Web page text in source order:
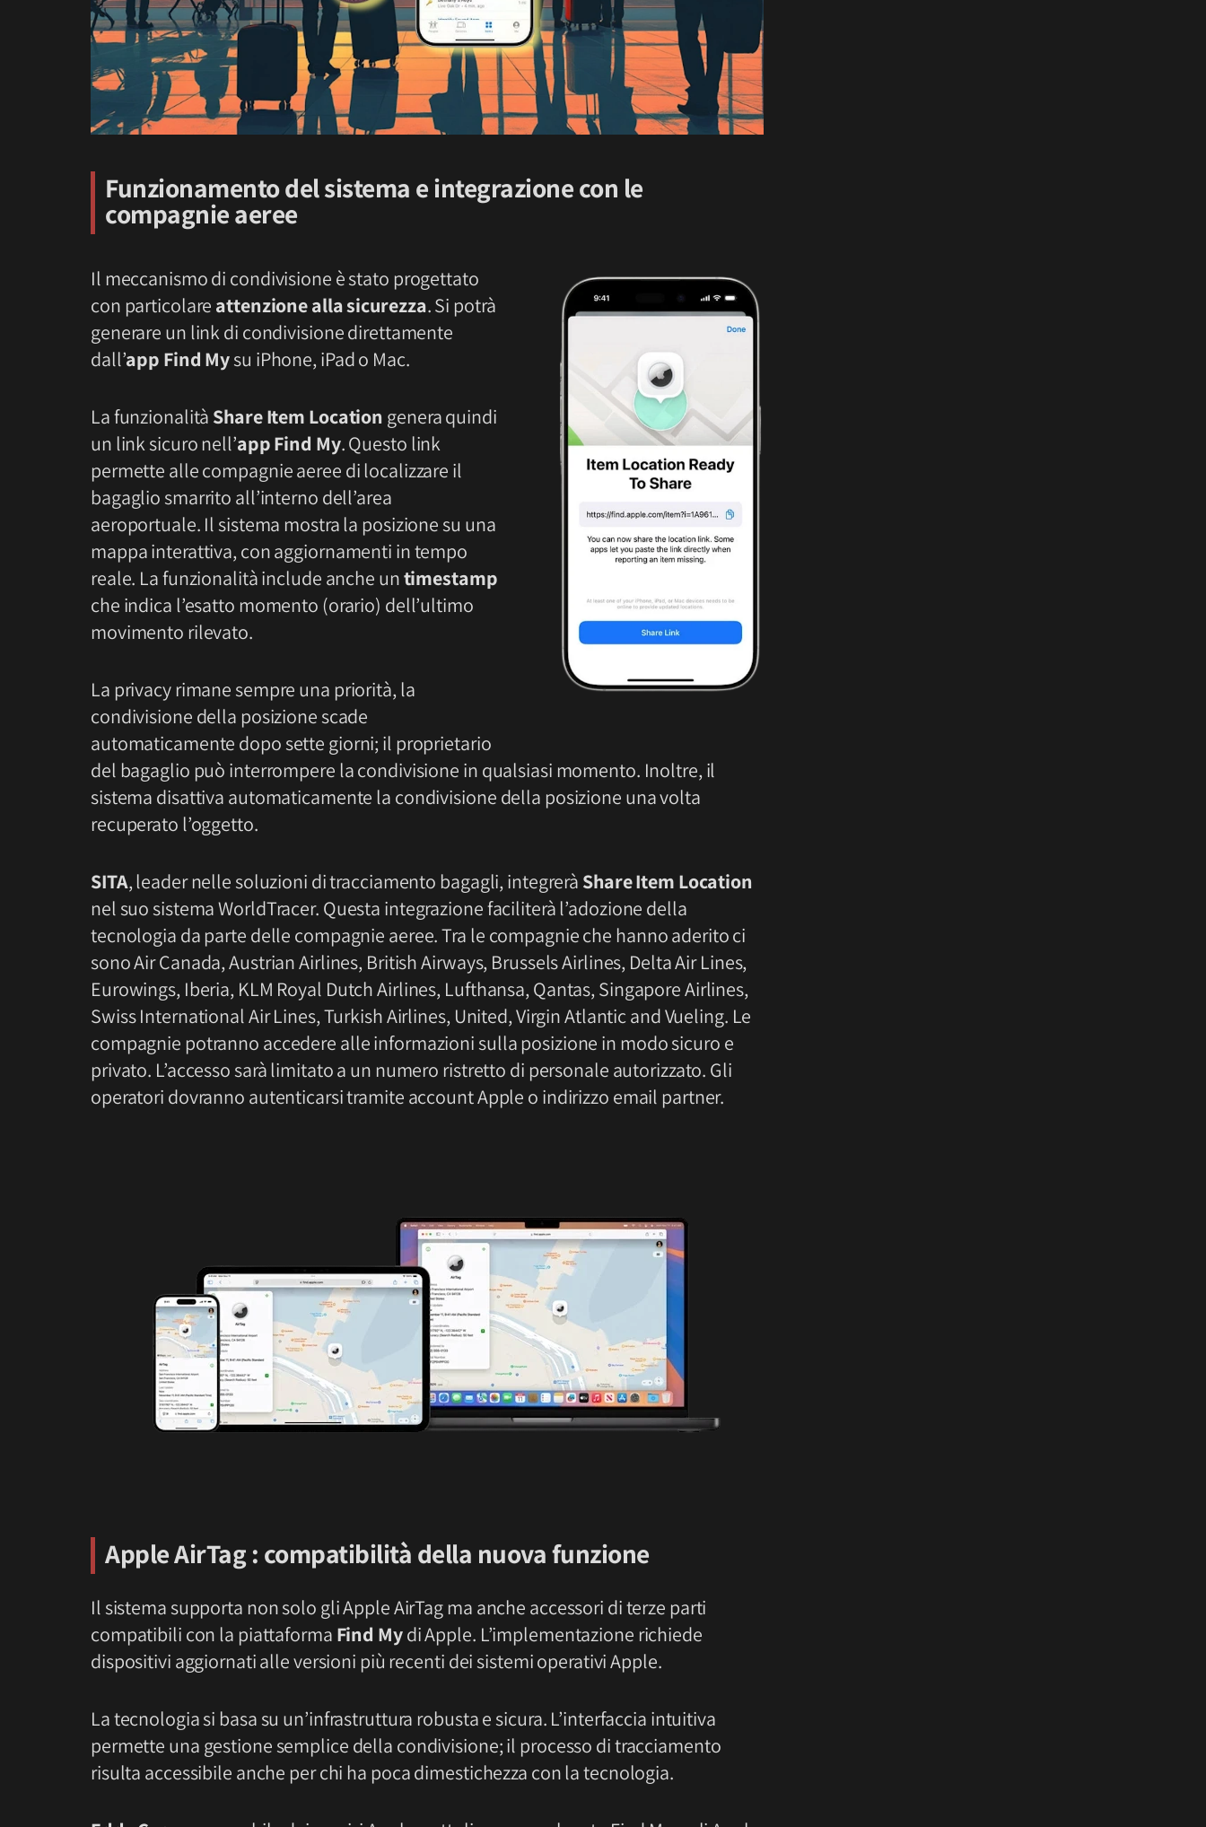
Funzionamento del sistema e integrazione con le
compagnie aeree
Il meccanismo di condivisione è stato progettato
con particolare attenzione alla sicurezza. Si potrà
generare un link di condivisione direttamente
dall’app Find Mysu iPhone, iPad o Mac.
La funzionalità Share Item Location genera quindi
un link sicuro nell’app Find My. Questo link
permette alle compagnie aeree di localizzare il
bagaglio smarrito all’interno dell’area
aeroportuale. Il sistema mostra la posizione su una
mappa interattiva, con aggiornamenti in tempo
reale. La funzionalità include anche untimestamp
che indica l’esatto momento (orario) dell’ultimo
movimento rilevato.
La privacy rimane sempre una priorità, la
condivisione della posizione scade
automaticamente dopo sette giorni; il proprietario
del bagaglio può interrompere la condivisione in qualsiasi momento. Inoltre, il
sistema disattiva automaticamente la condivisione della posizione una volta
recuperato l’oggetto.
SITA, leader nelle soluzioni di tracciamento bagagli, integrerà Share Item Location
nel suo sistema WorldTracer. Questa integrazione faciliterà l’adozione della
tecnologia da parte delle compagnie aeree. Tra le compagnie che hanno aderito ci
sono Air Canada, Austrian Airlines, British Airways, Brussels Airlines, Delta Air Lines,
Eurowings, Iberia, KLM Royal Dutch Airlines, Lufthansa, Qantas, Singapore Airlines,
Swiss International Air Lines, Turkish Airlines, United, Virgin Atlantic and Vueling. Le
compagnie potranno accedere alle informazioni sulla posizione in modo sicuro e
privato. L’accesso sarà limitato a un numero ristretto di personale autorizzato. Gli
operatori dovranno autenticarsi tramite account Apple o indirizzo email partner.
Apple AirTag : compatibilità della nuova funzione
Il sistema supporta non solo gli Apple AirTag ma anche accessori di terze parti
compatibili con la piattaforma Find Mydi Apple. L’implementazione richiede
dispositivi aggiornati alle versioni più recenti dei sistemi operativi Apple.
La tecnologia si basa su un’infrastruttura robusta e sicura. L’interfaccia intuitiva
permette una gestione semplice della condivisione; il processo di tracciamento
risulta accessibile anche per chi ha poca dimestichezza con la tecnologia.